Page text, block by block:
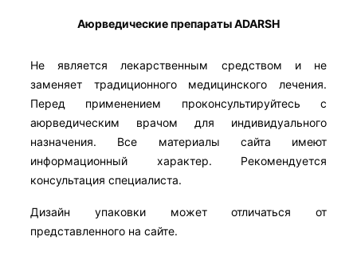
Аюрведические препараты ADARSH
Не является лекарственным средством и не
заменяет традиционного медицинского лечения.
Перед применением проконсультируйтесь с
аюрведическим врачом для индивидуального
назначения. Все материалы сайта имеют
информационный характер. Рекомендуется
консультация специалиста.
Дизайн упаковки может отличаться от
представленного на сайте.